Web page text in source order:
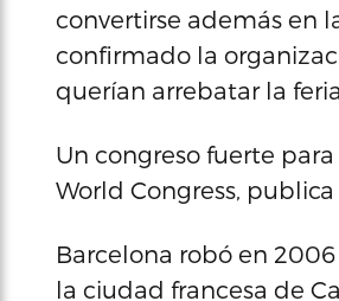
convertirse además en
confirmado la
querían arrebatar la
Un congreso fuerte
World Congress, publica
Barcelona robó en
la ciudad francesa de